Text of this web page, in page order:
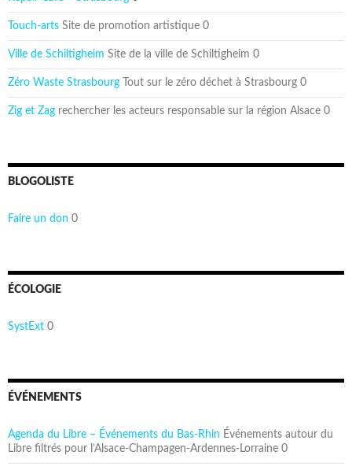
Touch-arts Site de promotion artistique 0
Ville de Schiltigheim Site de la ville de Schiltigheim 0
Zéro Waste Strasbourg Tout sur le zéro déchet à Strasbourg 0
Zig et Zag rechercher les acteurs responsable sur la région Alsace 0
BLOGOLISTE
Faire un don 0
ÉCOLOGIE
SystExt 0
ÉVÉNEMENTS
Agenda du Libre – Événements du Bas-Rhin Événements autour du
Libre filtrés pour l’Alsace-Champagen-Ardennes-Lorraine 0